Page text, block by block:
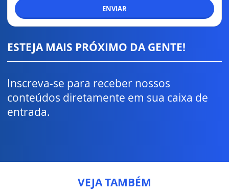
ENVIAR
ESTEJA MAIS PRÓXIMO DA GENTE!
Inscreva-se para receber nossos
conteúdos diretamente em sua caixa de
entrada.
VEJA TAMBÉM